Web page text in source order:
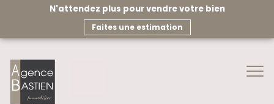
N'attendez plus pour vendre votre bien
faites une estimation